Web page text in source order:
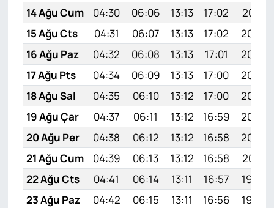
14 Ağu Cum
04:30 06:06 13:13 17:02
20:10
15 Ağu Cts
04:31 06:07 13:13 17:02
20:09
16 Ağu Paz
04:32 06:08 13:13 17:01
20:08
17 Ağu Pts
04:34 06:09 13:13 17:00
20:06
18 Ağu Sal
04:35 06:10 13:12 17:00
20:05
19 Ağu Çar
04:37 06:11 13:12 16:59
20:04
20 Ağu Per
04:38 06:12 13:12 16:58
20:02
21 Ağu Cum
04:39 06:13 13:12 16:58
20:01
22 Ağu Cts
04:41 06:14 13:11 16:57
19:59
23 Ağu Paz
04:42 06:15 13:11 16:56
19:58